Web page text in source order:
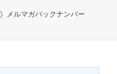
ン
サービス
メルマガバックナンバー